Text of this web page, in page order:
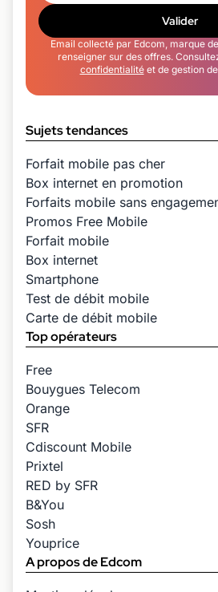
Valider
Email collecté par Edcom, marque
renseigner sur des offres.
confidentialitéet de gestion
Sujets tendances
Forfait mobile pas cher
Box internet en promotion
Forfaits mobile sans
Promos Free Mobile
Forfait mobile
Box internet
Smartphone
Test de débit mobile
Carte de débit mobile
Top opérateurs
Free
Bouygues Telecom
Orange
SFR
Cdiscount Mobile
Prixtel
RED by SFR
B&You
Sosh
Youprice
A propos de Edcom